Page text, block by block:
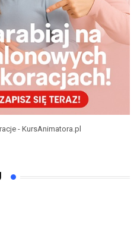
- KursAnimatora.pl